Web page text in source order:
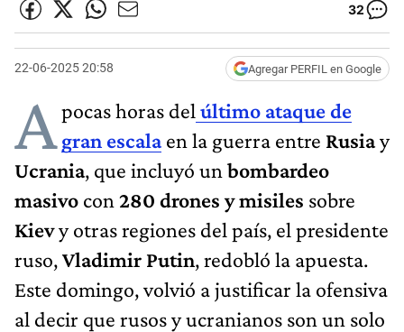
32
22-06-2025 20:58 Agregar PERFIL en Google
Apocas horas del último ataque de
gran escalaen la guerra entre Rusiay
Ucrania, que incluyó un bombardeo
masivo con 280 drones y misiles sobre
Kievy otras regiones del país, el presidente
ruso,Vladimir Putin, redobló la apuesta.
Este domingo, volvió a justificar la ofensiva
al decir que rusos y ucranianos son un solo